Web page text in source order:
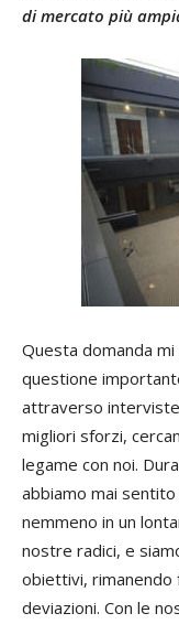
di mercato più
Questa domanda
questione
attraverso
migliori sforzi,
legame con noi.
abbiamo mai
nemmeno in un
nostre radici, e
obiettivi, rimanendo
deviazioni. Con le